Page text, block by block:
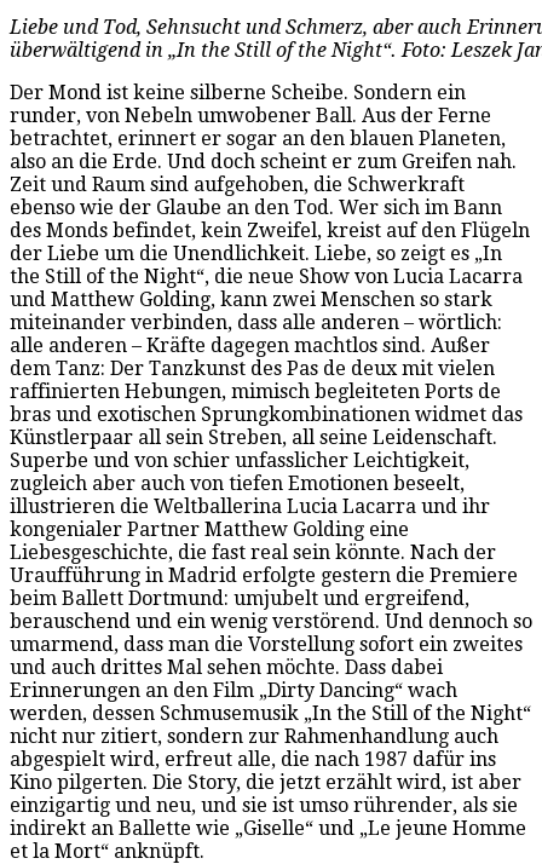
Liebe und Tod, Sehnsucht und Schmerz, aber auch
überwältigend in „In the Still of the Night“. Foto: Leszek
Der Mond ist keine silberne Scheibe. Sondern ein
runder, von Nebeln umwobener Ball. Aus der Ferne
betrachtet, erinnert er sogar an den blauen Planeten,
also an die Erde. Und doch scheint er zum Greifen nah.
Zeit und Raum sind aufgehoben, die Schwerkraft
ebenso wie der Glaube an den Tod. Wer sich im Bann
des Monds befindet, kein Zweifel, kreist auf den Flügeln
der Liebe um die Unendlichkeit. Liebe, so zeigt es „In
the Still of the Night“, die neue Show von Lucia Lacarra
und Matthew Golding, kann zwei Menschen so stark
miteinander verbinden, dass alle anderen – wörtlich:
alle anderen – Kräfte dagegen machtlos sind. Außer
dem Tanz: Der Tanzkunst des Pas de deux mit vielen
raffinierten Hebungen, mimisch begleiteten Ports de
bras und exotischen Sprungkombinationen widmet das
Künstlerpaar all sein Streben, all seine Leidenschaft.
Superbe und von schier unfasslicher Leichtigkeit,
zugleich aber auch von tiefen Emotionen beseelt,
illustrieren die Weltballerina Lucia Lacarra und ihr
kongenialer Partner Matthew Golding eine
Liebesgeschichte, die fast real sein könnte. Nach der
Uraufführung in Madrid erfolgte gestern die Premiere
beim Ballett Dortmund: umjubelt und ergreifend,
berauschend und ein wenig verstörend. Und dennoch so
umarmend, dass man die Vorstellung sofort ein zweites
und auch drittes Mal sehen möchte. Dass dabei
Erinnerungen an den Film „Dirty Dancing“ wach
werden, dessen Schmusemusik „In the Still of the Night“
nicht nur zitiert, sondern zur Rahmenhandlung auch
abgespielt wird, erfreut alle, die nach 1987 dafür ins
Kino pilgerten. Die Story, die jetzt erzählt wird, ist aber
einzigartig und neu, und sie ist umso rührender, als sie
indirekt an Ballette wie „Giselle“ und „Le jeune Homme
et la Mort“ anknüpft.